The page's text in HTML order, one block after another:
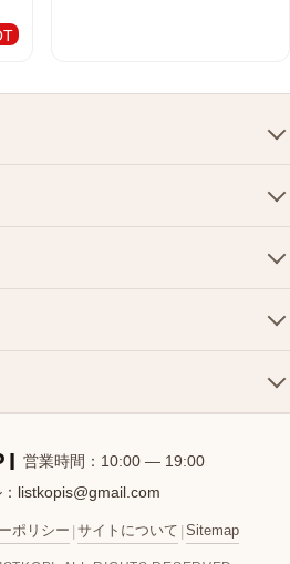
営業時間：10:00 — 19:00
listkopis@gmail.com
ポリシー サイトについて Sitemap